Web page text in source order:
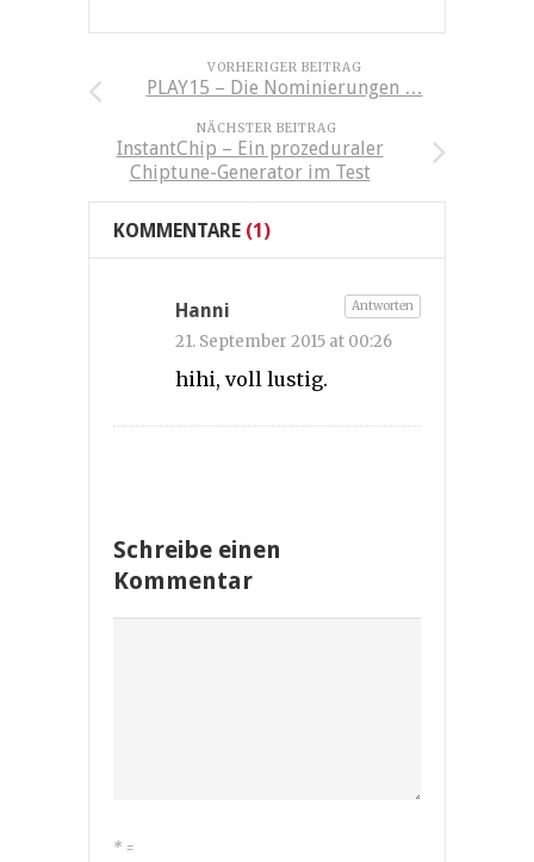
VORHERIGER BEITRAG
PLAY15 – Die Nominierungen …
NÄCHSTER BEITRAG
InstantChip – Ein prozeduraler
Chiptune-Generator im Test
KOMMENTARE (1)
Hanni
21. September 2015 at 00:26
hihi, voll lustig.
Antworten
Schreibe einen
Kommentar
* =